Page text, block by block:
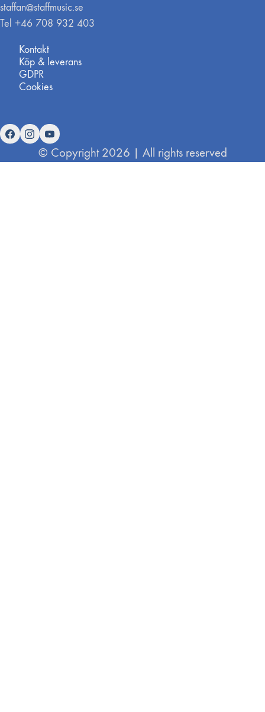
staffan@staffmusic.se
Tel +46 708 932 403
Kontakt
Köp & leverans
GDPR
Cookies
© Copyright 2026 | All rights reserved